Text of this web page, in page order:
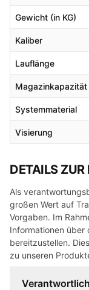
Gewicht (in KG)
Kaliber
Lauflänge
Magazinkapazität
Systemmaterial
Visierung
DETAILS
Als
großen Wert auf
Vorgaben. Im
Informationen
bereitzustellen.
zu unseren